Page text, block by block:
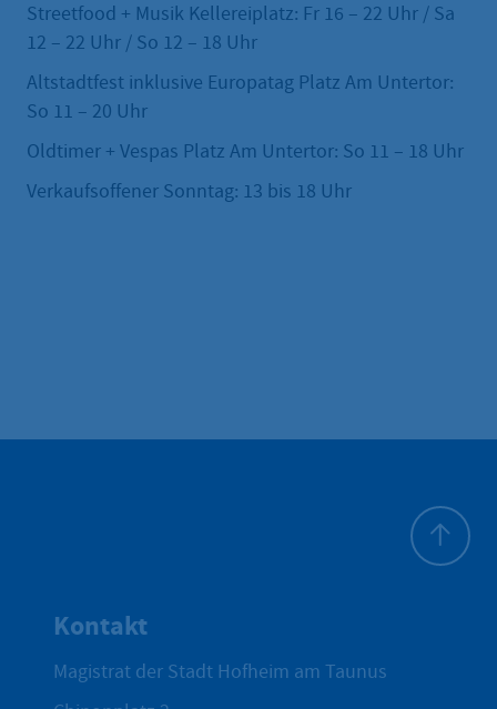
Streetfood + Musik Kellereiplatz: Fr 16 – 22 Uhr / Sa
12 – 22 Uhr / So 12 – 18 Uhr
Altstadtfest inklusive Europatag Platz Am Untertor:
So 11 – 20 Uhr
Oldtimer + Vespas Platz Am Untertor: So 11 – 18 Uhr
Verkaufsoffener Sonntag: 13 bis 18 Uhr
Kontakt
Magistrat der Stadt Hofheim am Taunus